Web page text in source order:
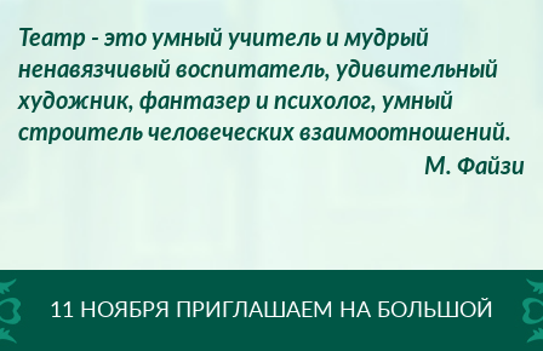
Театр - это умный учитель и мудрый
ненавязчивый воспитатель, удивительный
художник, фантазер и психолог, умный
строитель человеческих взаимоотношений.
М. Файзи
11 НОЯБРЯ ПРИГЛАШАЕМ НА БОЛЬШОЙ